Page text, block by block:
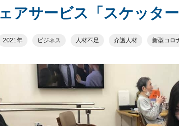
ェアサービス「スケッター
2021年 ビジネス 人材不足 介護人材 新型コロ